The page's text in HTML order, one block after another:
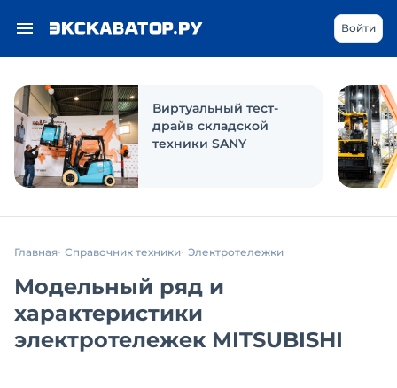
Войти
Виртуальный тест-
драйв складской
техники SANY
Главная Справочник техники Электротележки
Модельный ряд и
характеристики
электротележек MITSUBISHI